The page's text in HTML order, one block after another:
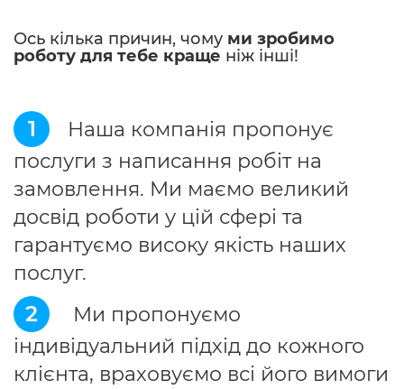
Ось кілька причин, чому ми зробимо
роботу для тебе краще ніж інші!
1
Наша компанія пропонує
послуги з написання робіт на
замовлення. Ми маємо великий
досвід роботи у цій сфері та
гарантуємо високу якість наших
послуг.
2
Ми пропонуємо
індивідуальний підхід до кожного
клієнта, враховуємо всі його вимоги